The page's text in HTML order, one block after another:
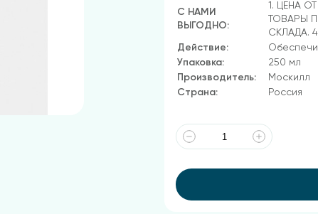
С НАМИ
ВЫГОДНО:
1. ЦЕНА
ТОВАРЫ
СКЛАДА.
Действие:
Упаковка:
250 мл
Производитель:
Москилл
Страна:
Россия